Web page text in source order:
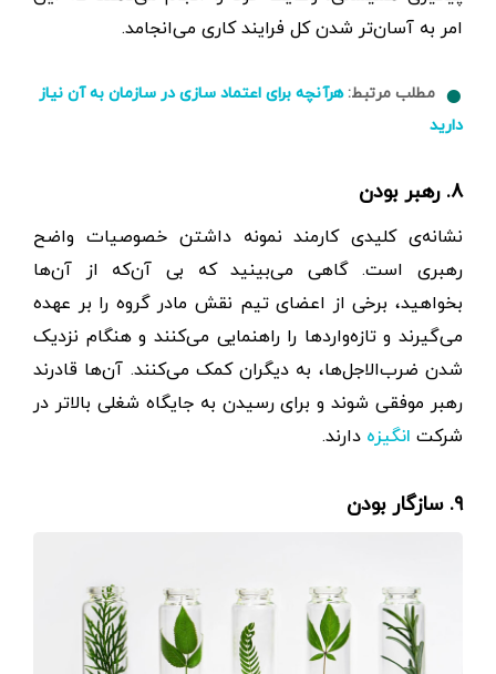
امر به آسان‌تر شدن کل فرایند کاری می‌انجامد.
مطلب مرتبط:هرآنچه برای اعتماد سازی در سازمان به آن نیاز
دارید
۸. رهبر بودن
نشانه‌ی کلیدی کارمند نمونه داشتن خصوصیات واضح
رهبری است. گاهی می‌بینید که بی آن‌که از آن‌ها
بخواهید، برخی از اعضای تیم نقش مادر گروه را بر عهده
می‌گیرند و تازه‌واردها را راهنمایی می‌کنند و هنگام نزدیک
شدن ضرب‌الاجل‌ها، به دیگران کمک می‌کنند. آن‌ها قادرند
رهبر موفقی شوند و برای رسیدن به جایگاه شغلی بالاتر در
شرکت انگیزه دارند.
۹. سازگار بودن